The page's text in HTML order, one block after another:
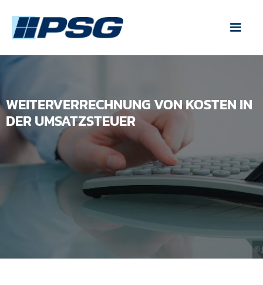
WEITERVERRECHNUNG VON KOSTEN IN
DER UMSATZSTEUER